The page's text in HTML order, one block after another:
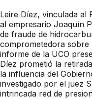
Leire Díez, vinculada al
al empresario Joaquín
de fraude de
comprometedora sobre
informe de la UCO
Díez prometió la
la influencia del
investigado por el juez
intrincada red de